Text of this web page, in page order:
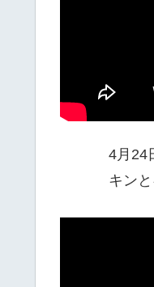
4月24
キン